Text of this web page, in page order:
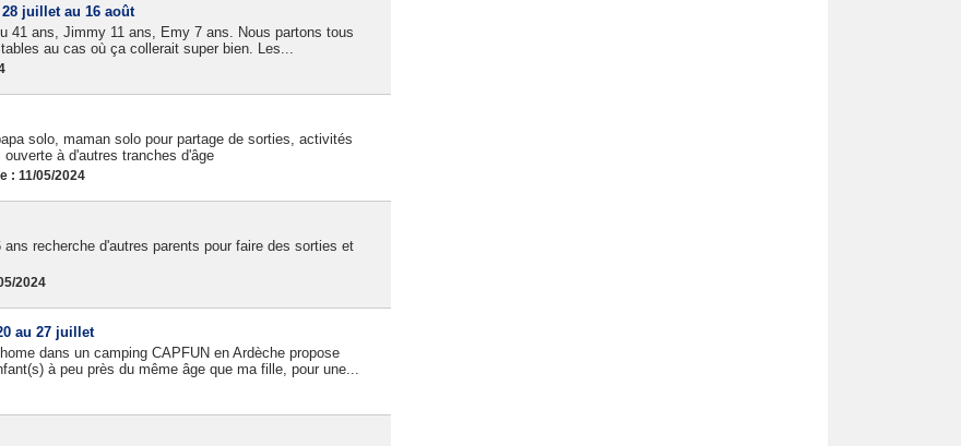
juillet au 16 août
41 ans, Jimmy 11 ans, Emy 7 ans. Nous partons tous
au cas où ça collerait super bien. Les...
solo, maman solo pour partage de sorties, activités
à d'autres tranches d'âge
: 11/05/2024
recherche d'autres parents pour faire des sorties et
2024
au 27 juillet
dans un camping CAPFUN en Ardèche propose
à peu près du même âge que ma fille, pour une...